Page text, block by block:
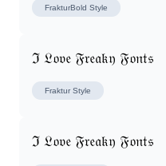
FrakturBold Style
ℑ 𝔏𝔬𝔳𝔢 𝔉𝔯𝔢𝔞𝔨𝔶 𝔉𝔬𝔫𝔱𝔰
Fraktur Style
ℑ 𝔏𝔬𝔳𝔢 𝔉𝔯𝔢𝔞𝔨𝔶 𝔉𝔬𝔫𝔱𝔰